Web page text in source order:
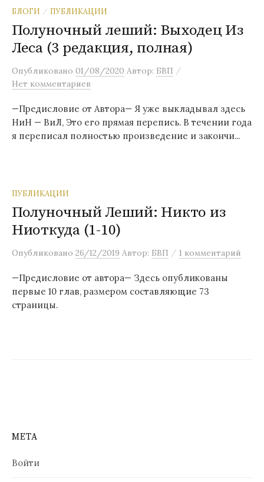
БЛОГИ / ПУБЛИКАЦИИ
Полуночный леший: Выходец Из
Леса (3 редакция, полная)
Опубликовано 01/08/2020 Автор: БВП /
Нет комментариев
—Предисловие от Автора— Я уже выкладывал здесь
НиН — ВиЛ, Это его прямая перепись. В течении года
я переписал полностью произведение и закончи...
ПУБЛИКАЦИИ
Полуночный Леший: Никто из
Ниоткуда (1-10)
Опубликовано 26/12/2019 Автор: БВП / 1 комментарий
—Предисловие от автора— Здесь опубликованы
первые 10 глав, размером составляющие 73
страницы.
МЕТА
Войти